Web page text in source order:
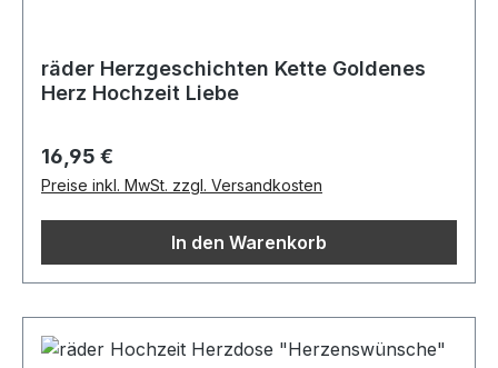
räder Herzgeschichten Kette Goldenes
Herz Hochzeit Liebe
Regulärer Preis:
16,95 €
Preise inkl. MwSt. zzgl. Versandkosten
In den Warenkorb